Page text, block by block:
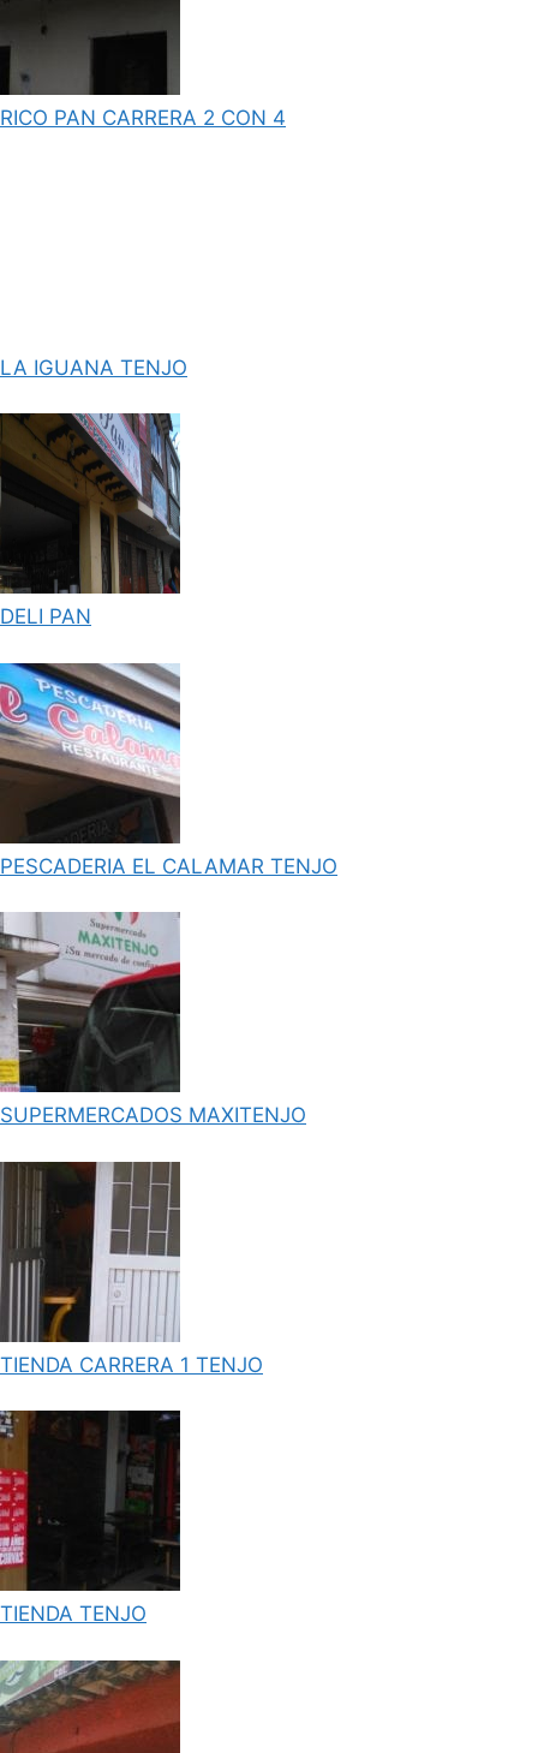
RICO PAN CARRERA 2 CON 4
LA IGUANA TENJO
DELI PAN
PESCADERIA EL CALAMAR TENJO
SUPERMERCADOS MAXITENJO
TIENDA CARRERA 1 TENJO
TIENDA TENJO